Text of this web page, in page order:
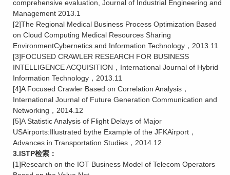
comprehensive evaluation, Journal of Industrial Engineering and
Management 2013.1
[2]The Regional Medical Business Process Optimization Based
on Cloud Computing Medical Resources Sharing
EnvironmentCybernetics and Information Technology，2013.11
[3]FOCUSED CRAWLER RESEARCH FOR BUSINESS
INTELLIGENCE ACQUISITION，International Journal of Hybrid
Information Technology，2013.11
[4]A Focused Crawler Based on Correlation Analysis，
International Journal of Future Generation Communication and
Networking，2014.12
[5]A Statistic Analysis of Flight Delays of Major
USAirports:Illustrated bythe Example of the JFKAirport，
Advances in Transportation Studies，2014.12
3.ISTP检索：
[1]Research on the IOT Business Model of Telecom Operators